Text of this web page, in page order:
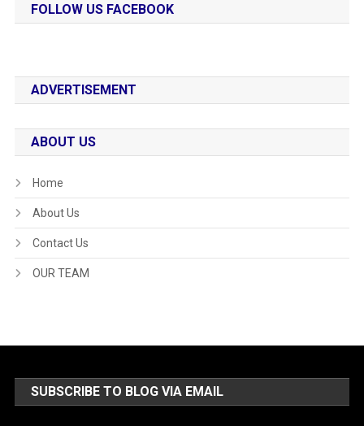
FOLLOW US FACEBOOK
ADVERTISEMENT
ABOUT US
Home
About Us
Contact Us
OUR TEAM
SUBSCRIBE TO BLOG VIA EMAIL